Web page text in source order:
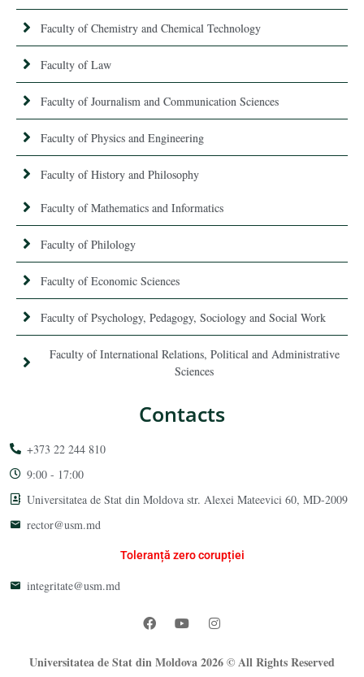
Faculty of Chemistry and Chemical Technology
Faculty of Law
Faculty of Journalism and Communication Sciences
Faculty of Physics and Engineering
Faculty of History and Philosophy
Faculty of Mathematics and Informatics
Faculty of Philology
Faculty of Economic Sciences
Faculty of Psychology, Pedagogy, Sociology and Social Work
Faculty of International Relations, Political and Administrative
Sciences
Contacts
+373 22 244 810
9:00 - 17:00
Universitatea de Stat din Moldova str. Alexei Mateevici 60, MD-2009
rector@usm.md
Toleranță zero corupției
integritate@usm.md
Universitatea de Stat din Moldova 2026 © All Rights Reserved